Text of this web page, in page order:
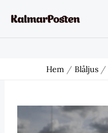
Hem Blåljus